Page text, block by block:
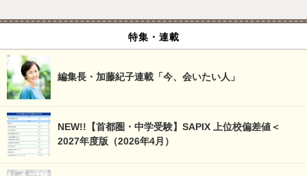
特集・連載
編集長・加藤紀子連載「今、会いたい人」
NEW!!【首都圏・中学受験】SAPIX 上位校偏差値＜
2027年度版（2026年4月）